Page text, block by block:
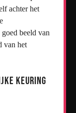
achter het
beeld van
van het
keuring